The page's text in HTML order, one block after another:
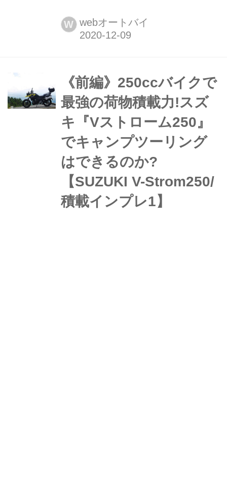
ーツ講座9/SUZUKI HAYABUSA】 隼は
ノーマルの状態が最高に完成度が高い
いるかもしれません。そういう人にお
すすめなのがタイヤ交換。けっこう走
りが変わるんですよ!
W webオートバイ
《前編》250ccバイクで
最強の荷物積載力!スズ
キ『Vストローム250』
でキャンプツーリング
はできるのか?
【SUZUKI V-Strom250/
積載インプレ1】